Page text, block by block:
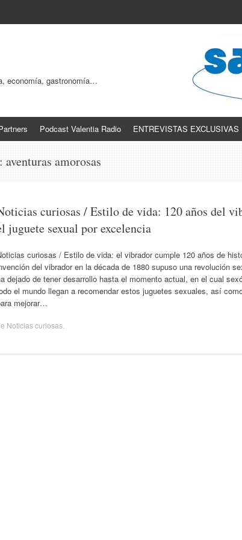
economía, gastronomía…
Podcast Valentia Radio ENTREVISTAS EXCLUSIVAS
aventuras amorosas
curiosas / Estilo de vida: 120 años del
juguete sexual por excelencia
curiosas / Estilo de vida: el vibrador cumple 120 años de
del vibrador en la década de 1880 supuso una revolución
dejado de tener desarrollo hasta el momento actual, en el cual
el mundo llegan a recomendar estos juguetes sexuales, así
mejorar…
Noticias curiosas